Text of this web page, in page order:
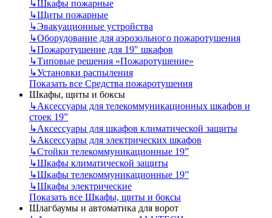
↳Шкафы пожарные
↳Щиты пожарные
↳Эвакуационные устройства
↳Оборудование для аэрозольного пожаротушения
↳Пожаротушение для 19" шкафов
↳Типовые решения «Пожаротушение»
↳Установки распыления
Показать все Средства пожаротушения
Шкафы, щиты и боксы
↳Аксессуары для телекоммуникационных шкафов и
стоек 19”
↳Аксессуары для шкафов климатической защиты
↳Аксессуары для электрических шкафов
↳Стойки телекоммуникационные 19”
↳Шкафы климатической защиты
↳Шкафы телекоммуникационные 19”
↳Шкафы электрические
Показать все Шкафы, щиты и боксы
Шлагбаумы и автоматика для ворот